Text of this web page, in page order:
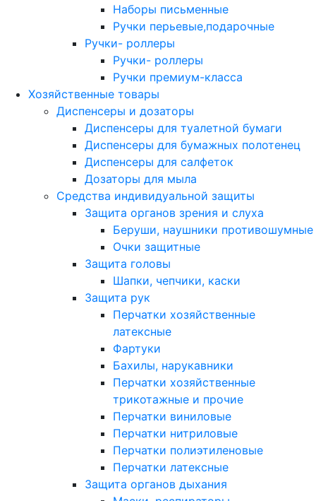
Наборы письменные
Ручки перьевые,подарочные
Ручки- роллеры
Ручки- роллеры
Ручки премиум-класса
Хозяйственные товары
Диспенсеры и дозаторы
Диспенсеры для туалетной бумаги
Диспенсеры для бумажных полотенец
Диспенсеры для салфеток
Дозаторы для мыла
Средства индивидуальной защиты
Защита органов зрения и слуха
Беруши, наушники противошумные
Очки защитные
Защита головы
Шапки, чепчики, каски
Защита рук
Перчатки хозяйственные
латексные
Фартуки
Бахилы, нарукавники
Перчатки хозяйственные
трикотажные и прочие
Перчатки виниловые
Перчатки нитриловые
Перчатки полиэтиленовые
Перчатки латексные
Защита органов дыхания